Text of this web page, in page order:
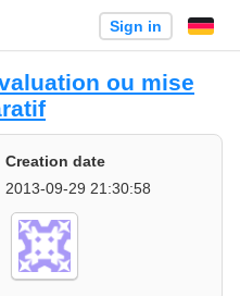
Sign in
ou mise
Creation date
2013-09-29 21:30:58